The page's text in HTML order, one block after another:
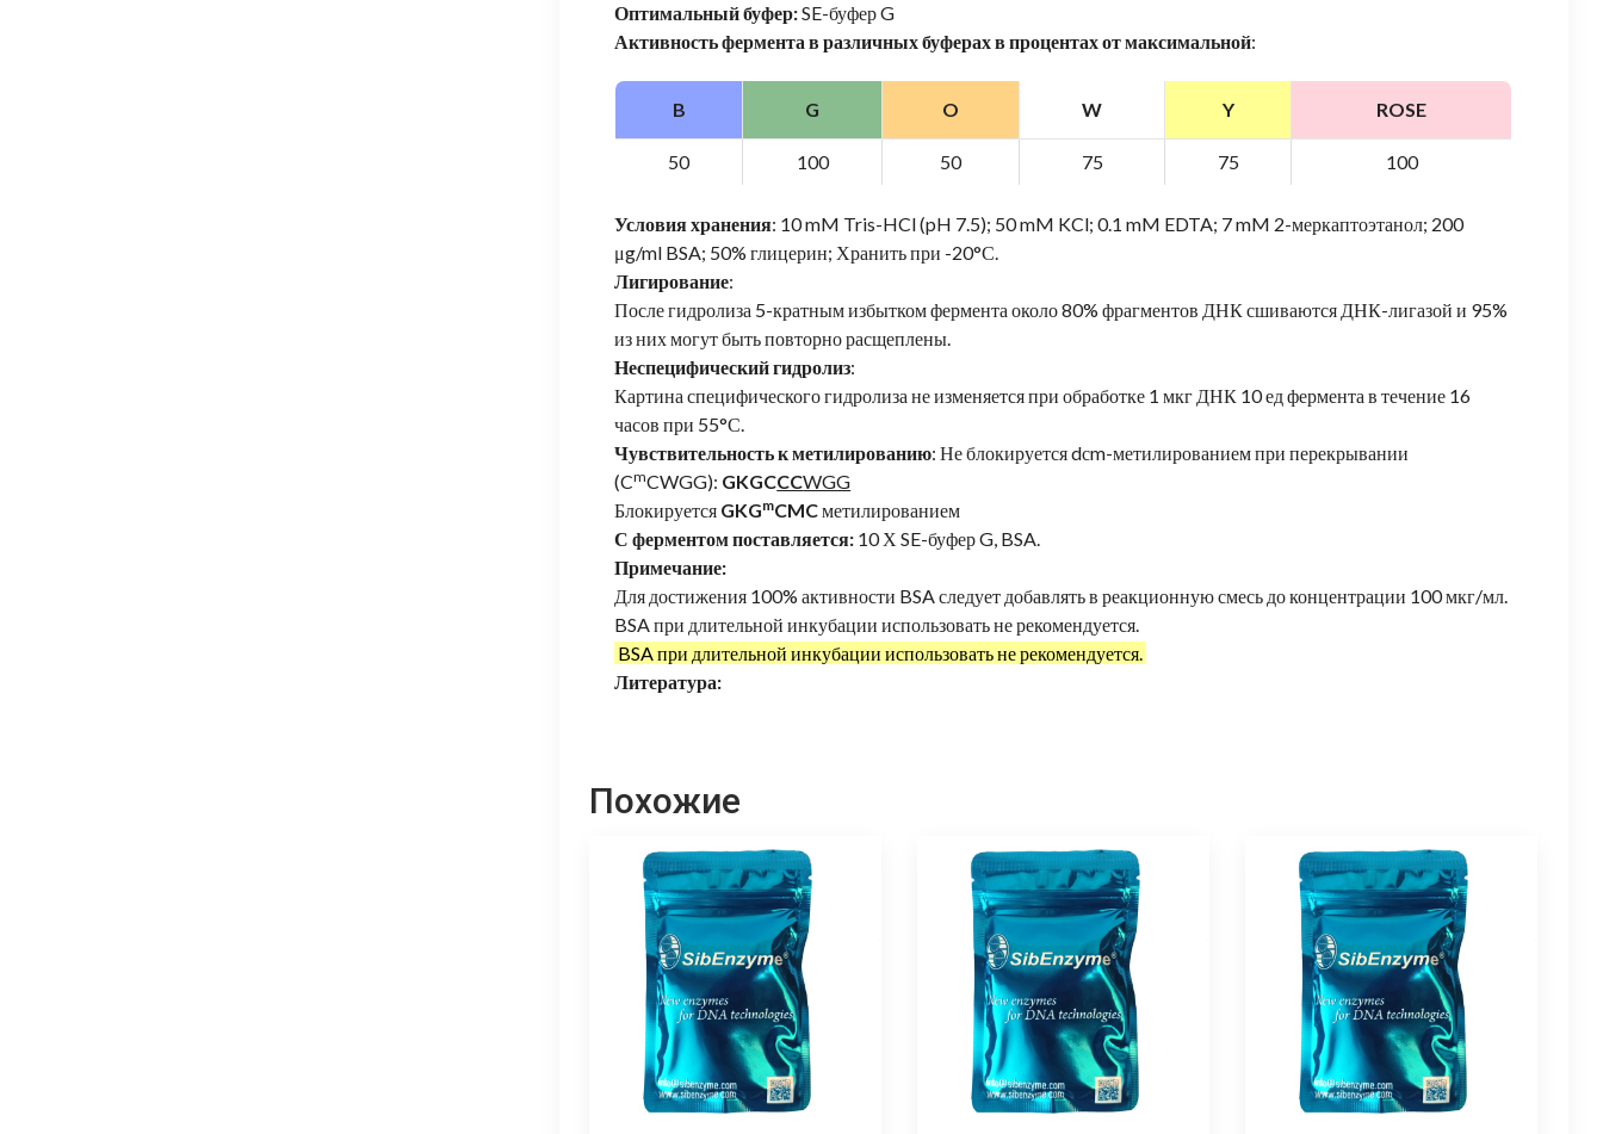
Оптимальный буфер:SE-буфер G
Активность фермента в различных буферах в процентах от максимальной:
B G O W Y ROSE
50 100 50 75 75 100
Условия хранения: 10 mM Tris-HCl (pH 7.5); 50 mM KCl; 0.1 mM EDTA; 7 mM 2-меркаптоэтанол; 200
μg/ml BSA; 50% глицерин; Хранить при -20°С.
Лигирование:
После гидролиза 5-кратным избытком фермента около 80% фрагментов ДНК сшиваются ДНК-лигазой и 95%
из них могут быть повторно расщеплены.
Неспецифический гидролиз:
Картина специфического гидролиза не изменяется при обработке 1 мкг ДНК 10 ед фермента в течение 16
часов при 55°С.
Чувствительность к метилированию: Не блокируется dсm-метилированием при перекрывании
(CmCWGG): GKGCCCWGG
Блокируется GKGmCMCметилированием
С ферментом поставляется: 10 Х SE-буфер G, BSA.
Примечание:
Для достижения 100% активности BSA следует добавлять в реакционную смесь до концентрации 100 мкг/мл.
BSA при длительной инкубации использовать не рекомендуется.
BSA при длительной инкубации использовать не рекомендуется.
Литература:
Похожие